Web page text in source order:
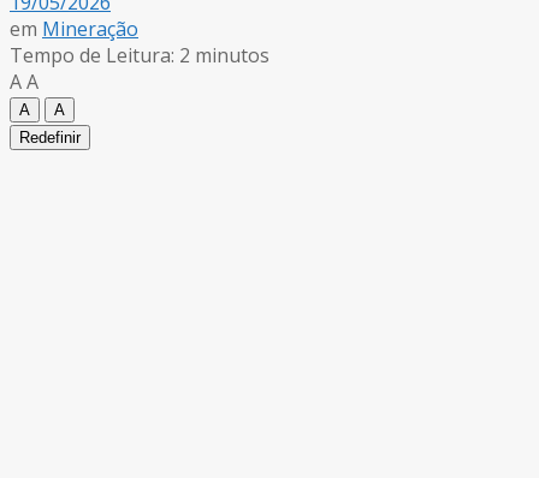
em Mineração
Tempo de Leitura: 2 minutos
AA
A
A
Redefinir